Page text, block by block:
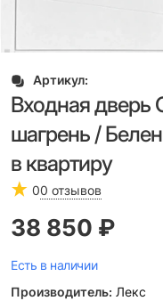
Артикул:
Входная
шагрень /
в квартиру
00 отзывов
38 850 ₽
Есть в наличии
Производитель: Лекс